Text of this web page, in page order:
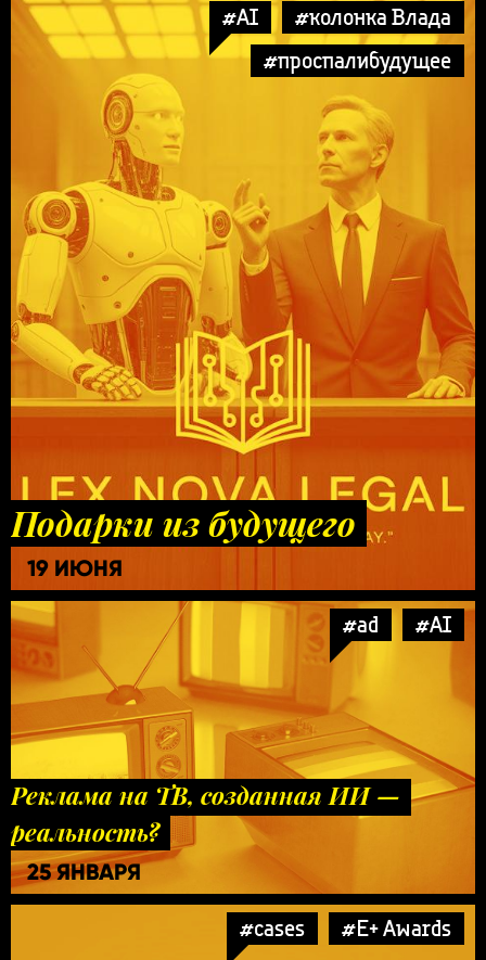
#AI
#колонка Влада
#проспалибудущее
Подарки из будущего
19 ИЮНЯ
#ad #AI
Реклама на ТВ, созданная ИИ —
реальность?
25 ЯНВАРЯ
#cases #E+ Awards